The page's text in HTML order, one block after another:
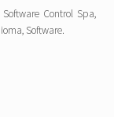
Control Spa,
Software.